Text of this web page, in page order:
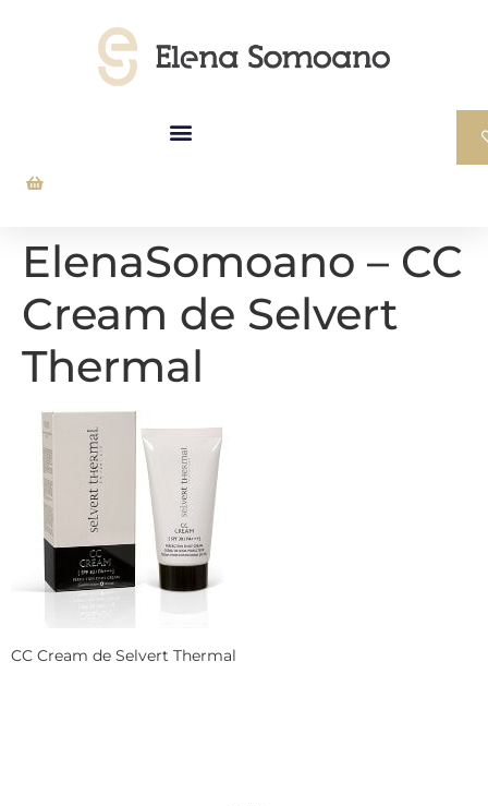
ElenaSomoano – CC
Cream de Selvert
Thermal
CC Cream de Selvert Thermal